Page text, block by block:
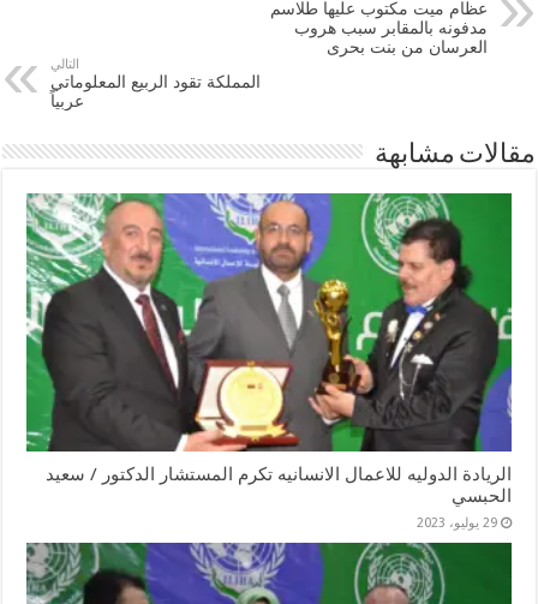
عظام ميت مكتوب عليها طلاسم
مدفونه بالمقابر سبب هروب
العرسان من بنت بحرى
التالي
المملكة تقود الربيع المعلوماتي
عربياً
مقالات مشابهة
الريادة الدوليه للاعمال الانسانيه تكرم المستشار الدكتور / سعيد
الحبسي
29 يوليو، 2023